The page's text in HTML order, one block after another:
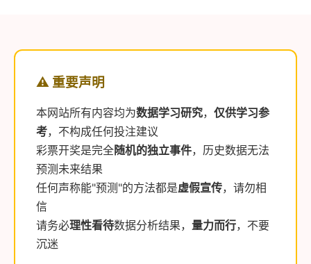
⚠️ 重要声明
本网站所有内容均为数据学习研究， 仅供学习参
考，不构成任何投注建议
彩票开奖是完全随机的独立事件，历史数据无法
预测未来结果
任何声称能"预测"的方法都是虚假宣传，请勿相
信
请务必理性看待数据分析结果， 量力而行，不要
沉迷